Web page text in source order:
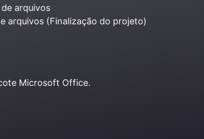
arquivos
arquivos (Finalização do projeto)
Microsoft Office.